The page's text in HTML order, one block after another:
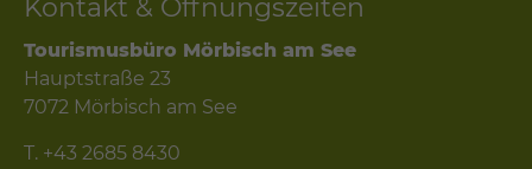
Kontakt & Öffnungszeiten
Tourismusbüro Mörbisch am See
Hauptstraße 23
7072 Mörbisch am See
T. +43 2685 8430